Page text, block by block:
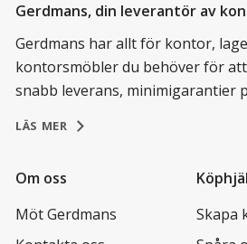
Gerdmans, din leverantör av
Gerdmans har allt för kontor,
kontorsmöbler du behöver för
snabb leverans, minimigarantier
LÄS MER
Om oss
Möt Gerdmans
Skapa